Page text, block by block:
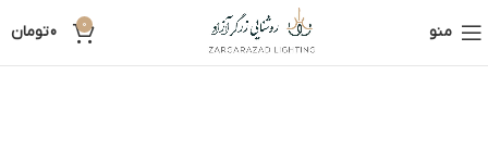
منو 0
0تومان